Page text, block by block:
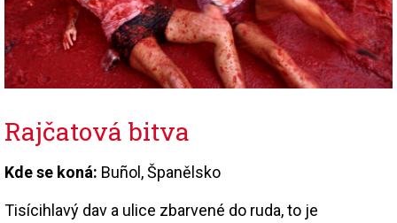
Rajčatová bitva
Kde se koná: Buñol, Španělsko
Tisícihlavý dav a ulice zbarvené do ruda, to je